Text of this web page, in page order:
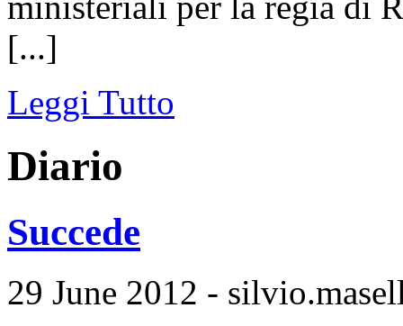
[...]
Leggi Tutto
Diario
Succede
29 June 2012 -